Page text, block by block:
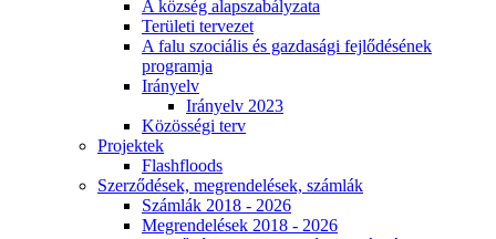
A község alapszabályzata
Területi tervezet
A falu szociális és gazdasági fejlődésének
programja
Irányelv
Irányelv 2023
Közösségi terv
Projektek
Flashfloods
Szerződések, megrendelések, számlák
Számlák 2018 - 2026
Megrendelések 2018 - 2026